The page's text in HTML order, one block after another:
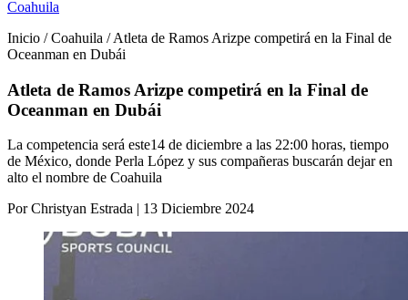
Coahuila
Inicio / Coahuila / Atleta de Ramos Arizpe competirá en la Final de
Oceanman en Dubái
Atleta de Ramos Arizpe competirá en la Final de
Oceanman en Dubái
La competencia será este14 de diciembre a las 22:00 horas, tiempo
de México, donde Perla López y sus compañeras buscarán dejar en
alto el nombre de Coahuila
Por Christyan Estrada | 13 Diciembre 2024